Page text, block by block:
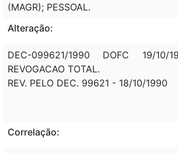
(MAGR); PESSOAL.
Alteração:
DEC-099621/1990 DOFC 19/
REVOGACAO TOTAL.
REV. PELO DEC. 99621 - 18/10/1990
Correlação: